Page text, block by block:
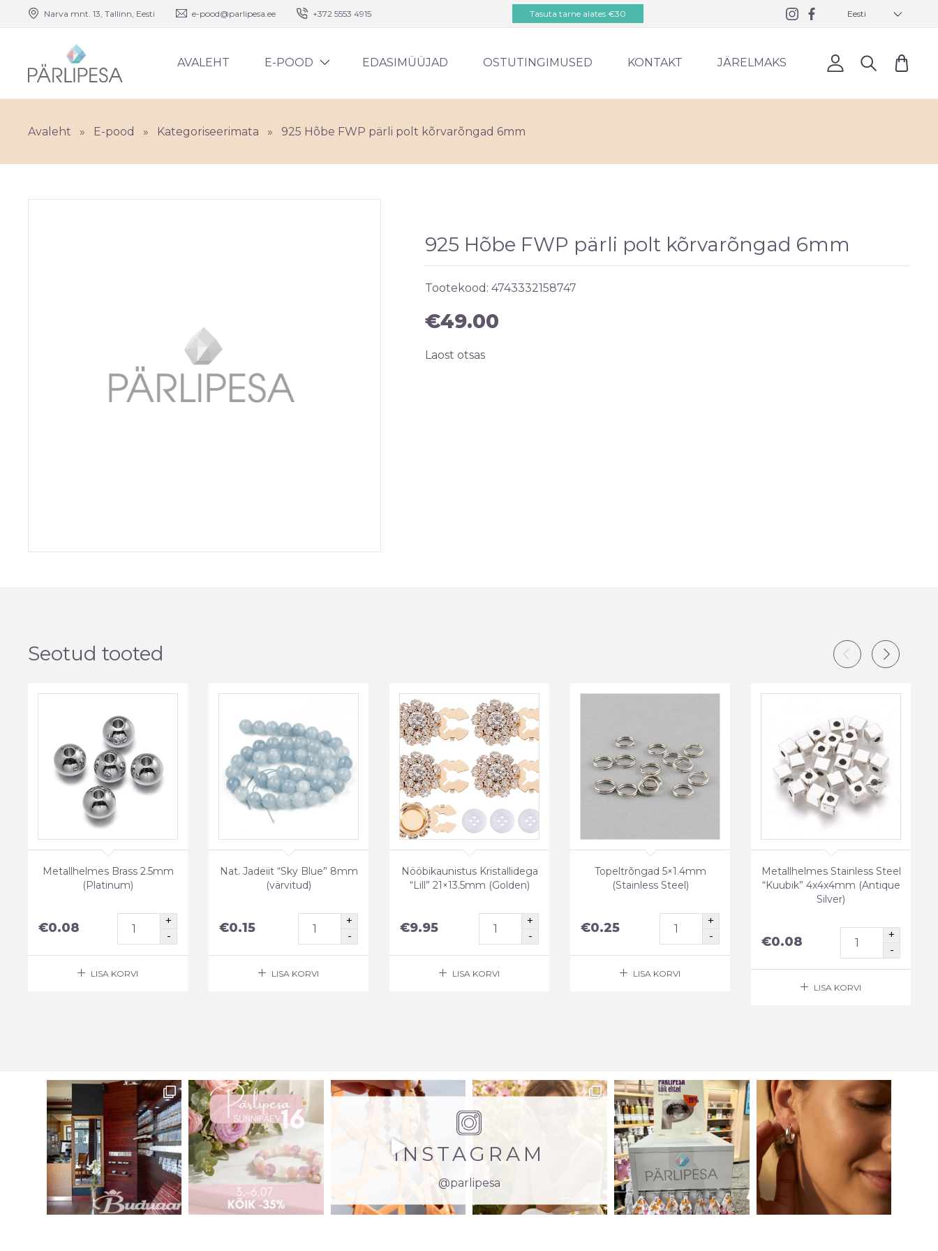
Narva mnt. 13, Tallinn, Eesti e-pood@parlipesa.ee +372 5553 4915 Tasuta tarne alates €30 Eesti
AVALEHT E-POOD EDASIMÜÜJAD OSTUTINGIMUSED KONTAKT JÄRELMAKS
Avaleht » E-pood » Kategoriseerimata » 925 Hõbe FWP pärli polt kõrvarõngad 6mm
925 Hõbe FWP pärli polt kõrvarõngad 6mm
Tootekood: 4743332158747
€49.00
Laost otsas
Seotud tooted
Metallhelmes Brass 2.5mm
(Platinum)
€0.08
LISA KORVI
Nat. Jadeiit “Sky Blue” 8mm
(värvitud)
€0.15
LISA KORVI
Nööbikaunistus Kristallidega
“Lill” 21×13.5mm (Golden)
€9.95
LISA KORVI
Topeltrõngad 5×1.4mm
(Stainless Steel)
€0.25
LISA KORVI
Metallhelmes Stainless Steel
“Kuubik” 4x4x4mm (Antique
Silver)
€0.08
LISA KORVI
INSTAGRAM
@parlipesa